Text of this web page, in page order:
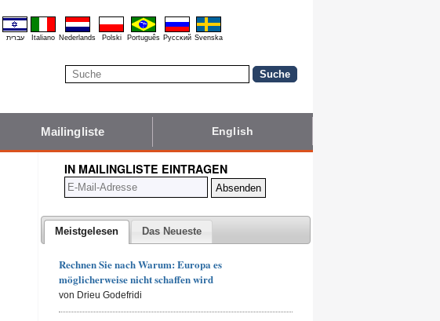
עברית Italiano Nederlands Polski Português Pyccĸий Svenska
Mailingliste English
IN MAILINGLISTE EINTRAGEN
Meistgelesen Das Neueste
Rechnen Sie nach Warum: Europa es
möglicherweise nicht schaffen wird
von Drieu Godefridi